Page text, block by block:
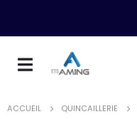
ACCUEIL QUINCAILLERIE